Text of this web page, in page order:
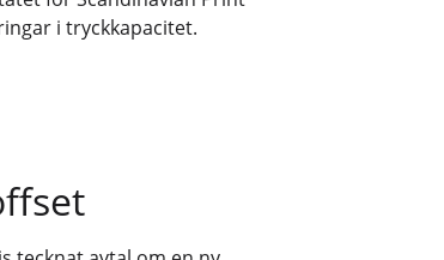
i tryckkapacitet.